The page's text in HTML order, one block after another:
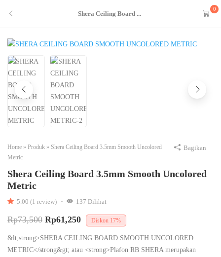
Shera Ceiling Board ...
0
Home » Produk » Shera Ceiling Board 3.5mm Smooth Uncolored
Metric
Shera Ceiling Board 3.5mm Smooth Uncolored
Metric
5.00 (1 review) 137 Dilihat
Rp73,500 Rp61,250 Diskon 17%
&lt;strong>SHERA CEILING BOARD SMOOTH UNCOLORED
METRIC</strong&gt; atau <strong>Plafon RB SHERA merupakan
Bagikan